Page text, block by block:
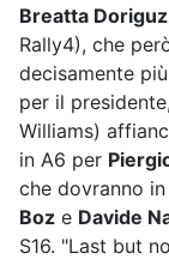
Breatta
Rally4), che
decisamente
per il presidente,
Williams)
in A6 per
che dovranno
Boz e Davide
S16. "Last but